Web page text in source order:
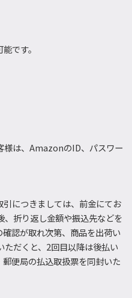
です。
は、AmazonのID、パスワー
につきましては、前金にてお
、折り返し金額や振込先などを
認が取れ次第、商品を出荷い
ただくと、2回目以降は後払い
便局の払込取扱票を同封いた